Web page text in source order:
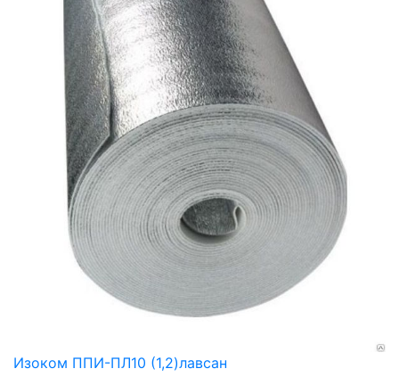
Изоком ППИ-ПЛ10 (1,2)лавсан